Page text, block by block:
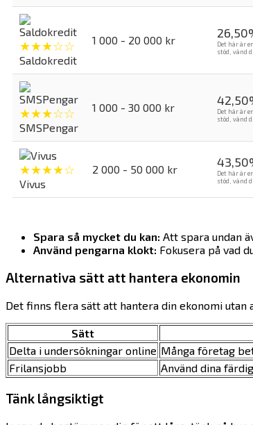
★★★☆☆
Saldokredit
1 000 - 20 000 kr
Det här är
stöd, vänd
★★★☆☆
SMSPengar
1 000 - 30 000 kr
Det här är
stöd, vänd
★★★★☆
Vivus
2 000 - 50 000 kr
Det här är
stöd, vänd
Spara så mycket du kan: Att spara undan
Använd pengarna klokt: Fokusera på vad
Alternativa sätt att hantera ekonomin
Det finns flera sätt att hantera din ekonomi utan
Sätt
Delta i undersökningar online Många företag
Frilansjobb
Använd dina
Tänk långsiktigt